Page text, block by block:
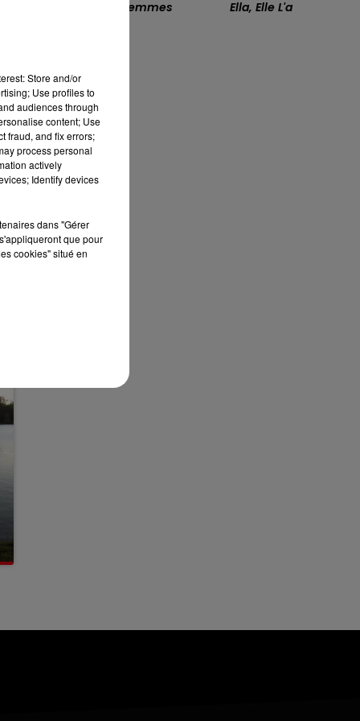
Où Sont Les Femmes Ella, Elle L'a
Store and/or
Use profiles to
audiences through
content; Use
fraud, and fix errors;
process personal
actively
Identify devices
dans "Gérer
que pour
cookies" situé en